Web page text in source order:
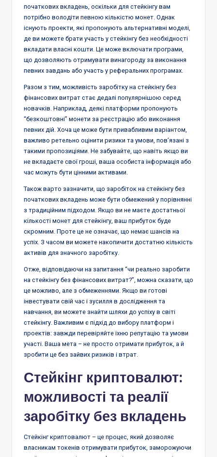
початкових вкладень, оскільки для стейкінгу вам
потрібно володіти певною кількістю монет. Однак
існують проекти, які пропонують альтернативні моделі,
де ви можете брати участь у стейкінгу без необхідності
вкладати власні кошти. Це може включати програми,
що дозволяють отримувати винагороду за виконання
певних завдань або участь у реферальних програмах.
Разом з тим, можливість заробітку на стейкінгу без
фінансових витрат стає дедалі популярнішою серед
новачків. Наприклад, деякі платформи пропонують
“безкоштовні” монети за реєстрацію або виконання
певних дій. Хоча це може бути привабливим варіантом,
важливо ретельно оцінити ризики та умови, пов’язані з
такими пропозиціями. Не забувайте, що навіть якщо ви
не вкладаєте свої гроші, ваша особиста інформація або
час можуть бути цінними активами.
Також варто зазначити, що заробіток на стейкінгу без
початкових вкладень може бути обмежений у порівнянні
з традиційним підходом. Якщо ви не маєте достатньої
кількості монет для стейкінгу, ваш прибуток буде
скромним. Проте це не означає, що немає шансів на
успіх. З часом ви можете накопичити достатню кількість
активів для значного заробітку.
Отже, відповідаючи на запитання “чи реально заробити
на стейкінгу без фінансових витрат?”, можна сказати, що
це можливо, але з обмеженнями. Якщо ви готові
інвестувати свій час і зусилля в дослідження та
навчання, ви можете знайти шляхи до успіху в світі
стейкінгу. Важливим є підхід до вибору платформ і
проектів: завжди перевіряйте їхню репутацію та умови
участі. Ваша мета – не просто отримати прибуток, а й
зробити це без зайвих ризиків і втрат.
Стейкінг криптовалют:
можливості та реалії
заробітку без вкладень
Стейкінг криптовалют – це процес, який дозволяє
власникам токенів отримувати прибуток, заморожуючи